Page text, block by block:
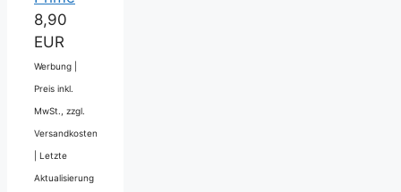
8,90
EUR
Werbung |
Preis inkl.
MwSt., zzgl.
Versandkosten
Letzte
Aktualisierung